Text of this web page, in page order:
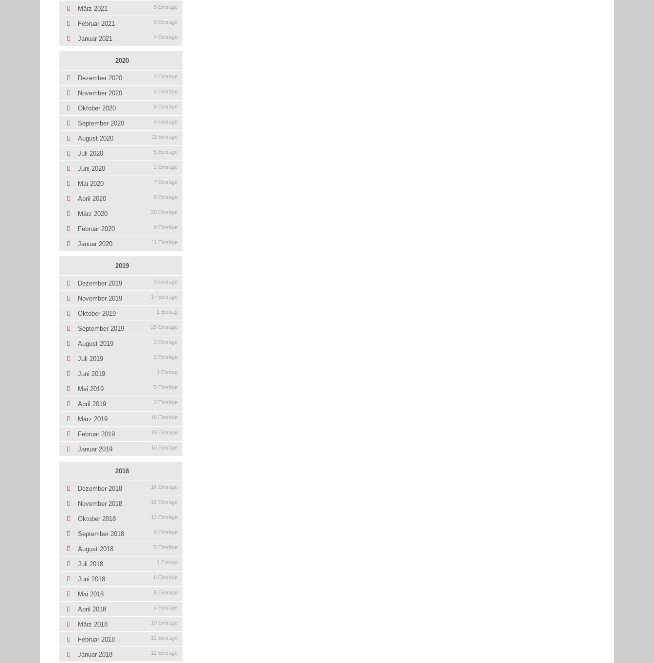
März 2021 5 Einträge
Februar 2021 6 Einträge
Januar 2021 4 Einträge
2020
Dezember 2020 4 Einträge
November 2020 2 Einträge
Oktober 2020 6 Einträge
September 2020 4 Einträge
August 2020 11 Einträge
Juli 2020 5 Einträge
Juni 2020 2 Einträge
Mai 2020 7 Einträge
April 2020 8 Einträge
März 2020 20 Einträge
Februar 2020 9 Einträge
Januar 2020 11 Einträge
2019
Dezember 2019 3 Einträge
November 2019 17 Einträge
Oktober 2019 1 Eintrag
September 2019 25 Einträge
August 2019 2 Einträge
Juli 2019 2 Einträge
Juni 2019 1 Eintrag
Mai 2019 5 Einträge
April 2019 2 Einträge
März 2019 19 Einträge
Februar 2019 19 Einträge
Januar 2019 10 Einträge
2018
Dezember 2018 16 Einträge
November 2018 18 Einträge
Oktober 2018 13 Einträge
September 2018 9 Einträge
August 2018 5 Einträge
Juli 2018 1 Eintrag
Juni 2018 6 Einträge
Mai 2018 8 Einträge
April 2018 4 Einträge
März 2018 19 Einträge
Februar 2018 12 Einträge
Januar 2018 12 Einträge